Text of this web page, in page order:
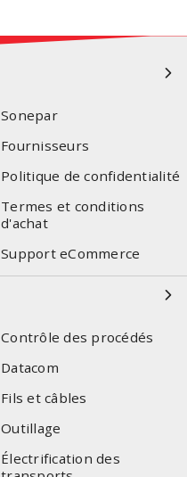
Sonepar
Fournisseurs
Politique de confidentialité
Termes et conditions
d'achat
Support eCommerce
Contrôle des procédés
Datacom
Fils et câbles
Outillage
Électrification des